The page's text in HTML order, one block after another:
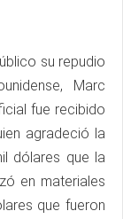
su repudio
Marc
fue recibido
agradeció la
dólares que la
en materiales
que fueron